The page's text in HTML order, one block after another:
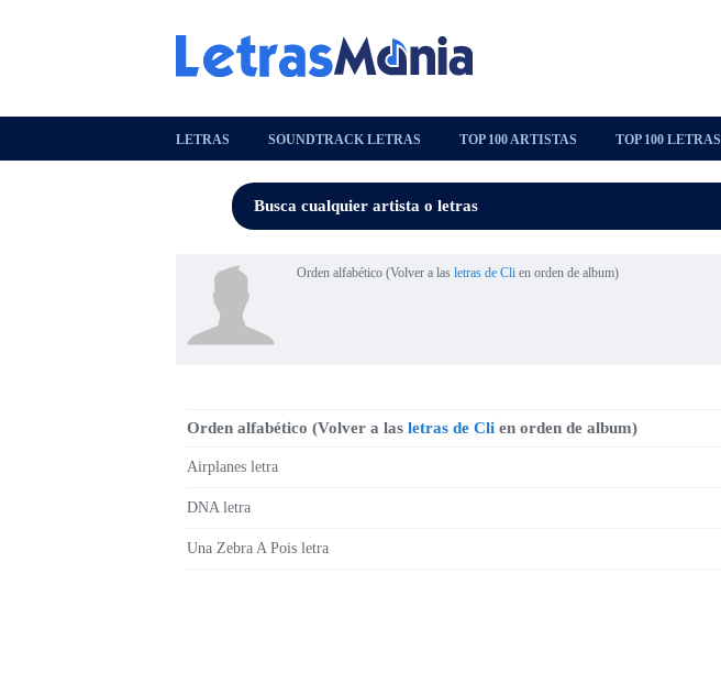
LETRAS SOUNDTRACK LETRAS TOP 100 ARTISTAS TOP 100 LETRAS
Orden alfabético (Volver a las letras de Cli en orden de album)
Orden alfabético (Volver a las letras de Cli en orden de album)
Airplanes letra
DNA letra
Una Zebra A Pois letra